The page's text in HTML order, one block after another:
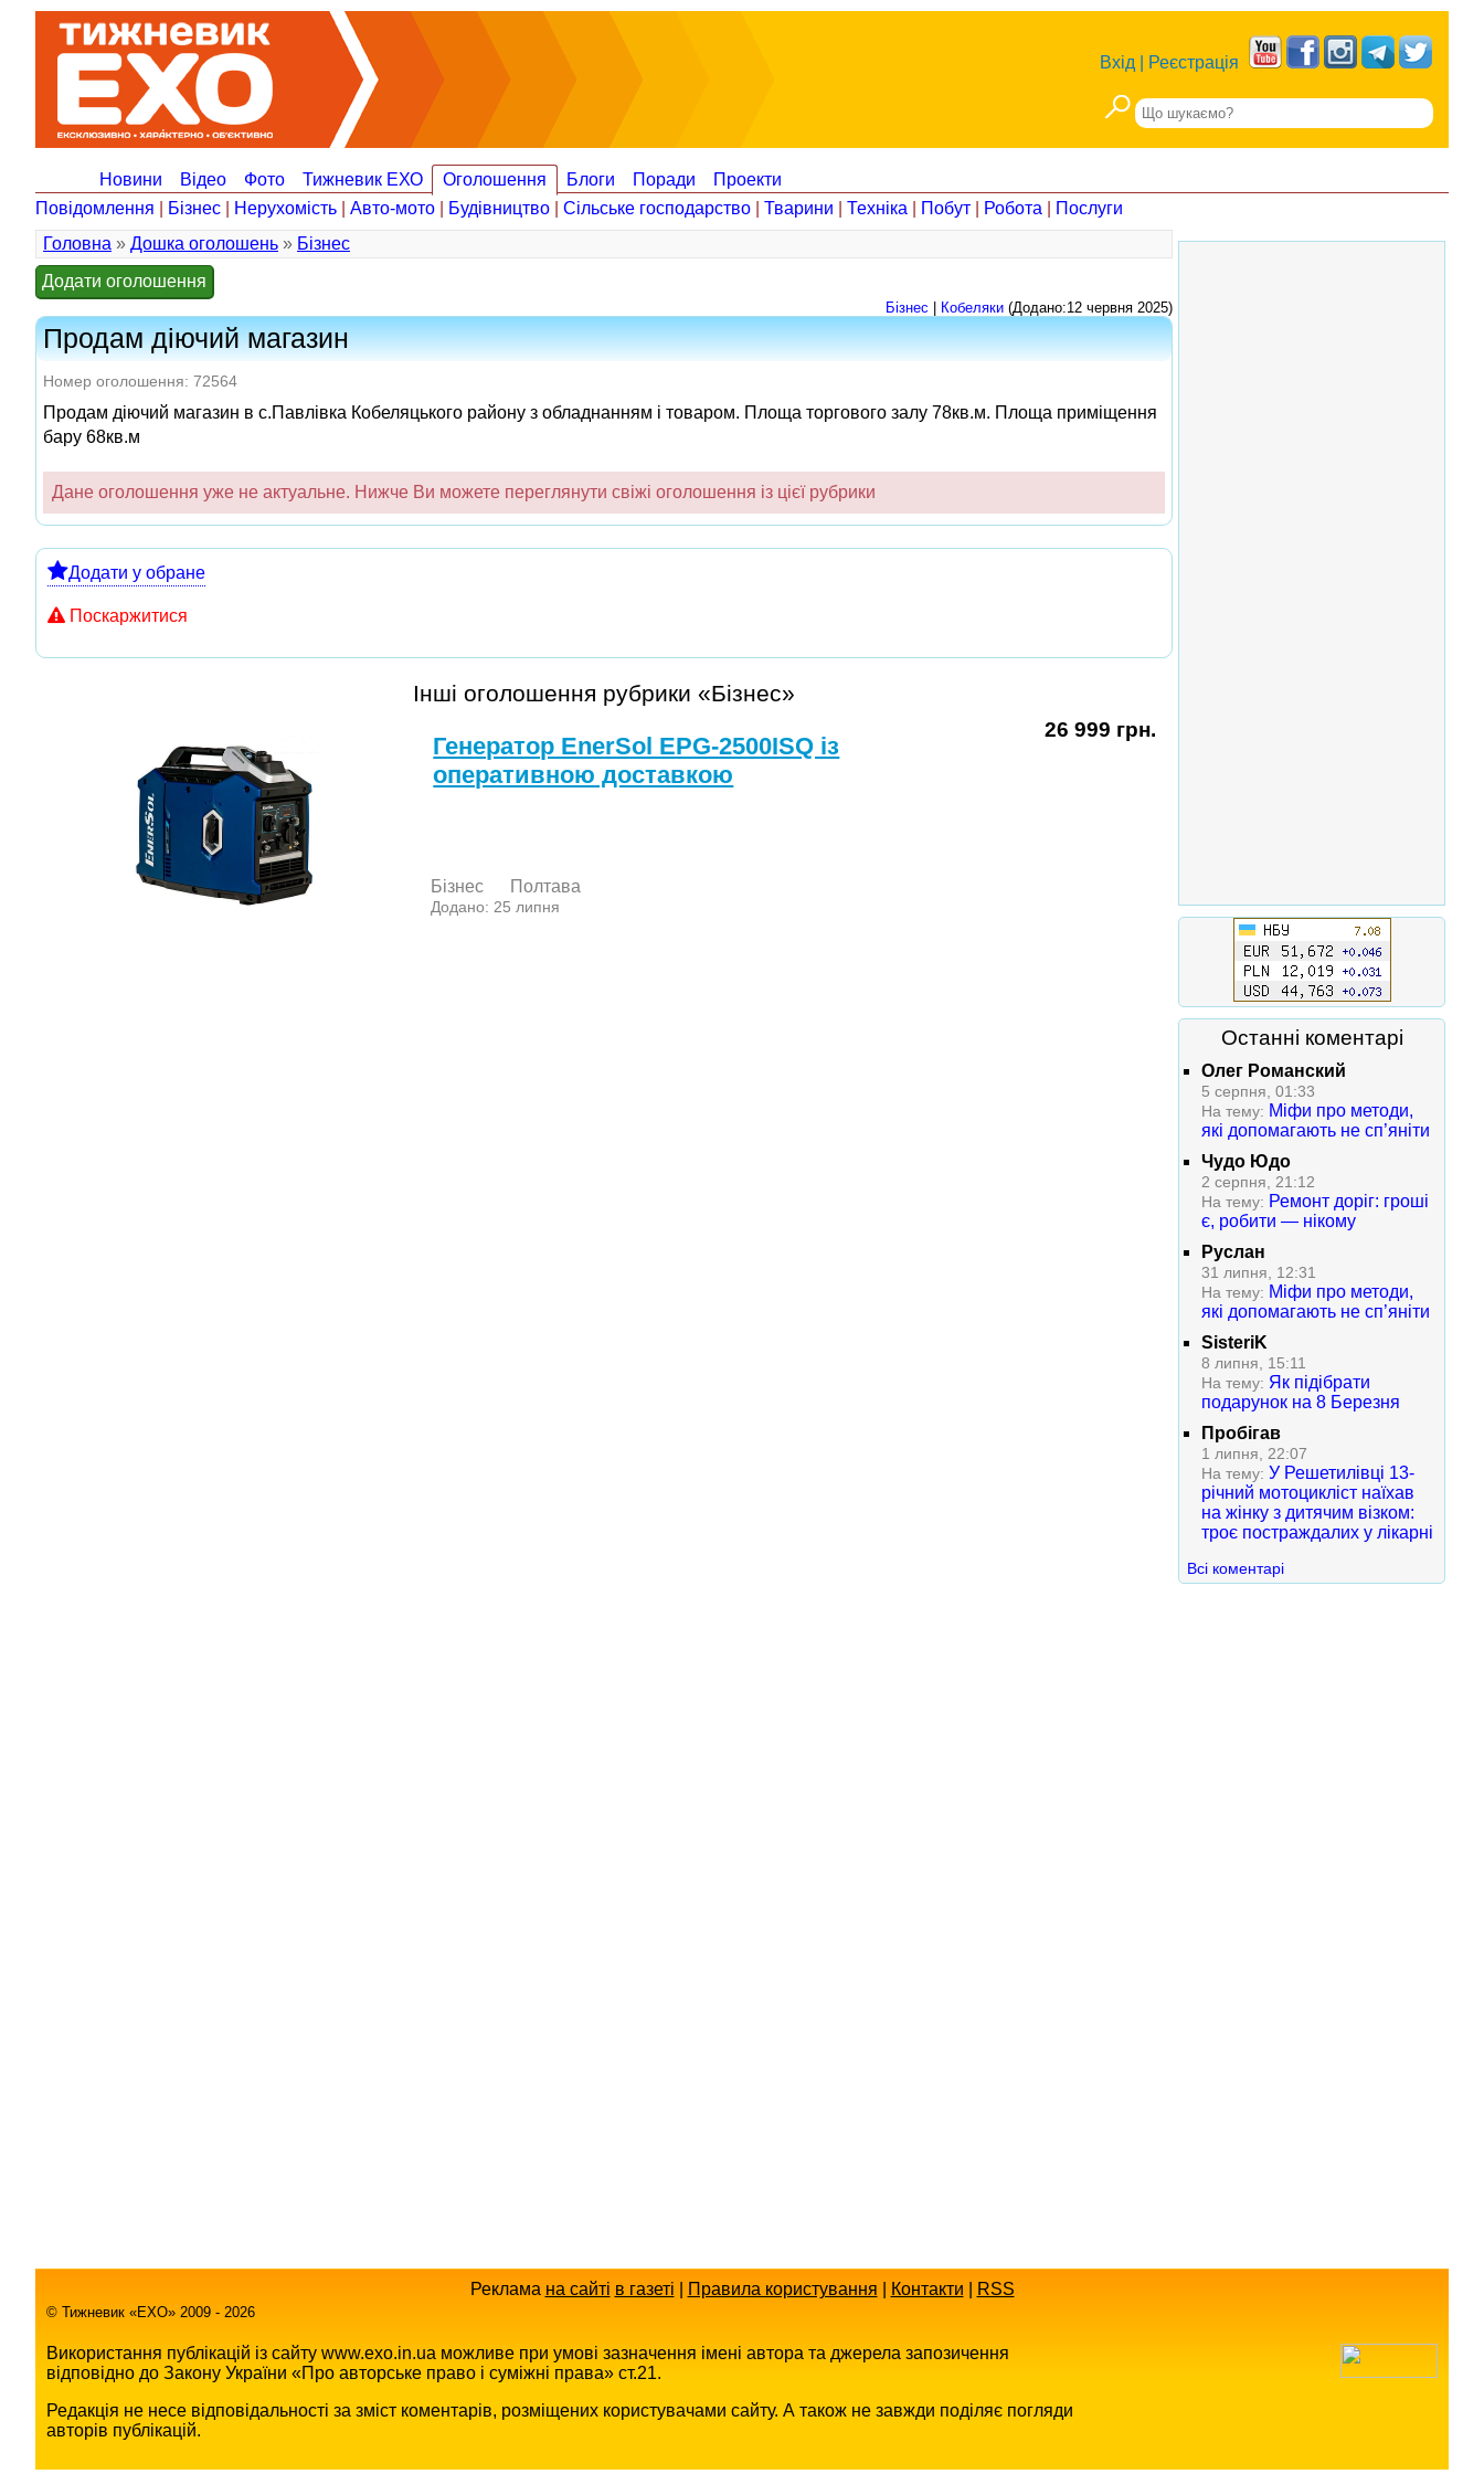
Вхід Реєстрація
Новини Відео Фото Тижневик ЕХО Оголошення Блоги Поради
Проекти
Повідомлення
Бізнес Нерухомість Авто-мото Будівництво Сільське господарство Тварини Техніка Побут Робота
Послуги
Головна » Дошка оголошень » Бізнес
Додати оголошення
Бізнес Кобеляки (Додано:12 червня 2025)
Продам діючий магазин
Номер оголошення: 72564
Продам діючий магазин в с.Павлівка Кобеляцького району з обладнанням і товаром. Площа торгового залу 78кв.м. Площа приміщення
бару 68кв.м
Дане оголошення уже не актуальне. Нижче Ви можете переглянути свіжі оголошення із цієї рубрики
Додати у обране
Поскаржитися
Інші оголошення рубрики «Бізнес»
Генератор EnerSol EPG-2500ISQ із
оперативною доставкою
Бізнес Полтава
Додано: 25 липня
26 999 грн.
Останні коментарі
Олег Романский
5 серпня, 01:33
На тему: Міфи про методи,
які допомагають не сп’яніти
Чудо Юдо
2 серпня, 21:12
На тему: Ремонт доріг: гроші
є, робити — нікому
Руслан
31 липня, 12:31
На тему: Міфи про методи,
які допомагають не сп’яніти
SisteriK
8 липня, 15:11
На тему: Як підібрати
подарунок на 8 Березня
Пробігав
1 липня, 22:07
На тему: У Решетилівці 13-
річний мотоцикліст наїхав
на жінку з дитячим візком:
троє постраждалих у лікарні
Всі коментарі
Реклама на сайті в газеті Правила користування Контакти RSS
© Тижневик «EХO» 2009 - 2026
Використання публікацій із сайту www.exo.in.ua можливе при умові зазначення імені автора та джерела запозичення
відповідно до Закону України «Про авторське право і суміжні права» ст.21.
Редакція не несе відповідальності за зміст коментарів, розміщених користувачами сайту. А також не завжди поділяє погляди
авторів публікацій.